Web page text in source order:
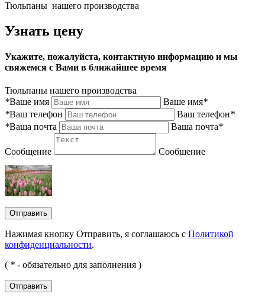
Тюльпаны нашего производства
Узнать цену
Укажите, пожалуйста, контактную информацию и мы
свяжемся с Вами в ближайшее время
Тюльпаны нашего производства
*Ваше имя Ваше имя*
*Ваш телефон Ваш телефон*
*Ваша почта Ваша почта*
Сообщение Сообщение
Отправить
Нажимая кнопку Отправить, я соглашаюсь с Политикой
конфиденциальности.
( * - обязательно для заполнения )
Отправить